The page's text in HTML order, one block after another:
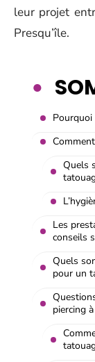
leur projet
Presqu’île.
Quels
Les
conseils
Quels
pour un
piercing